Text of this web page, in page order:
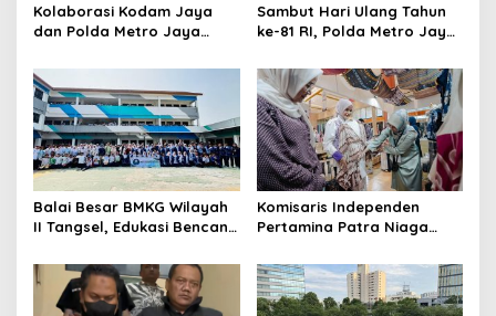
Kolaborasi Kodam Jaya
dan Polda Metro Jaya
Sambut Hari Ulang Tahun
ke-81 RI, Polda Metro Jaya
Balai Besar BMKG Wilayah
II Tangsel, Edukasi Bencana
kepada pelajar UPTD SMPN
23
Komisaris Independen
Pertamina Patra Niaga
Mitra Binaan dengan
Sentuhan Kemanusiaan dan
Keberlanjutan